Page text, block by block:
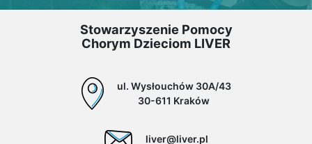
Stowarzyszenie Pomocy
Chorym Dzieciom LIVER
ul. Wysłouchów 30A/43
30-611 Kraków
liver@liver.pl